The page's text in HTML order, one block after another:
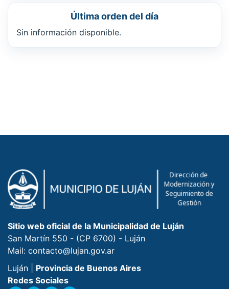
Última orden del día
Sin información disponible.
Sitio web oficial de la Municipalidad de Luján
San Martín 550 - (CP 6700) - Luján
Mail: contacto@lujan.gov.ar
Luján | Provincia de Buenos Aires
Redes Sociales